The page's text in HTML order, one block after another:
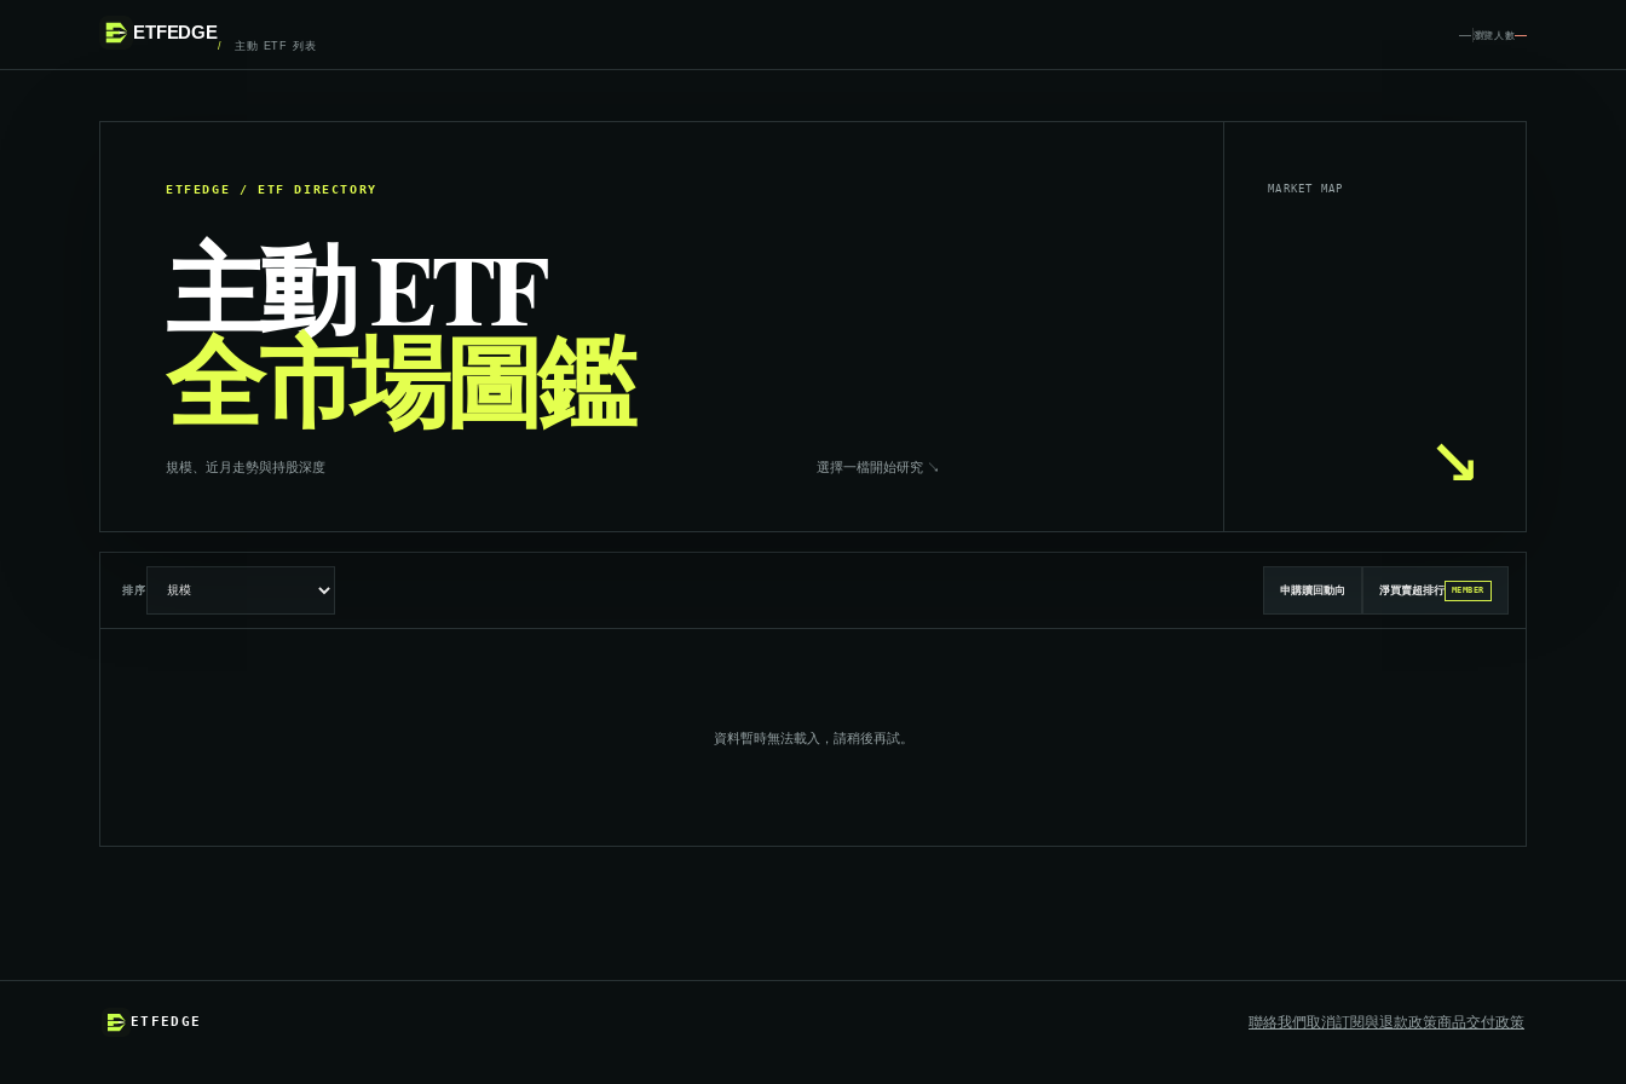
ETFEDGE
主動 ETF 列表
— 瀏覽人數—
ETFEDGE / ETF DIRECTORY
主動 ETF
全市場圖鑑
規模、近月走勢與持股深度 選擇一檔開始研究 ↘
MARKET MAP
↘
排序 申購贖回動向 淨買賣超排行 MEMBER
資料暫時無法載入，請稍後再試。
ETFEDGE 聯絡我們取消訂閱與退款政策商品交付政策